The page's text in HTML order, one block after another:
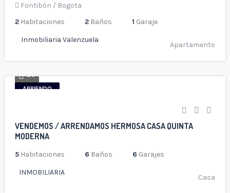
Fontibón / Bogota
2 Habitaciones 2 Baños 1 Garaje
Inmobiliaria Valenzuela
Apartamento
ARRIENDO
28
VENDEMOS / ARRENDAMOS HERMOSA CASA QUINTA
MODERNA
5 Habitaciones 6 Baños 6 Garajes
INMOBILIARIA
Casa